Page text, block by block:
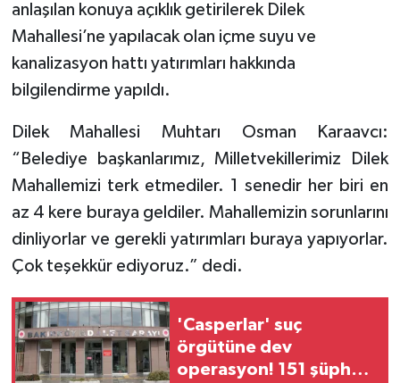
anlaşılan konuya açıklık getirilerek Dilek
Mahallesi’ne yapılacak olan içme suyu ve
kanalizasyon hattı yatırımları hakkında
bilgilendirme yapıldı.
Dilek Mahallesi Muhtarı Osman Karaavcı:
“Belediye başkanlarımız, Milletvekillerimiz Dilek
Mahallemizi terk etmediler. 1 senedir her biri en
az 4 kere buraya geldiler. Mahallemizin sorunlarını
dinliyorlar ve gerekli yatırımları buraya yapıyorlar.
Çok teşekkür ediyoruz.” dedi.
'Casperlar' suç
örgütüne dev
operasyon! 151 şüpheli